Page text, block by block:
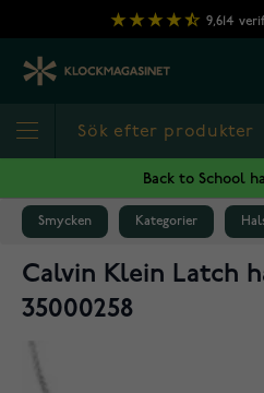
Hoppa till innehållet
9,614
Back to School
Smycken Kategorier
Calvin Klein Latch
35000258